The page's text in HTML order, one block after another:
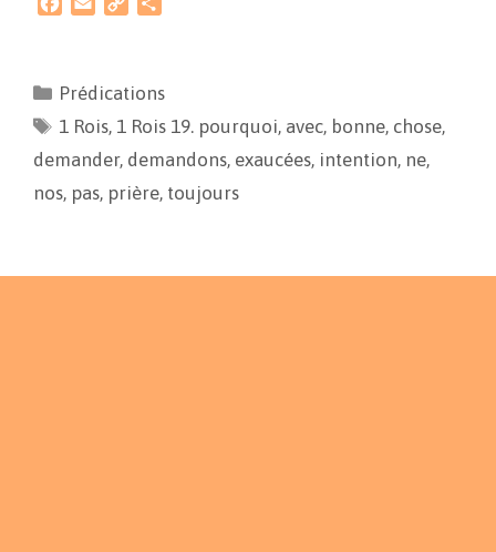
b
o
l
L
i
n
a
g
Prédications
1 Rois, 1 Rois 19. pourquoi, avec, bonne, chose,
demander, demandons, exaucées, intention, ne,
nos, pas, prière, toujours